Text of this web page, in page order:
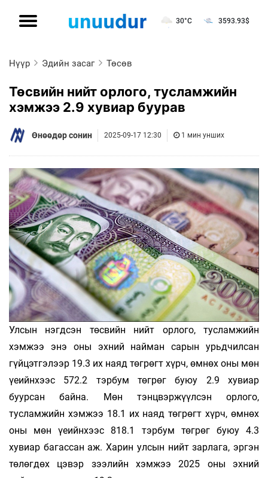
30°C 3593.93$
Нүүр Эдийн засаг Төсөв
Төсвийн нийт орлого, тусламжийн
хэмжээ 2.9 хувиар буурав
Өнөөдөр сонин 2025-09-17 12:30 1 мин унших
Улсын нэгдсэн төсвийн нийт орлого, тусламжийн
хэмжээ энэ оны эхний найман сарын урьдчилсан
гүйцэтгэлээр 19.3 их наяд төгрөгт хүрч, өмнөх оны мөн
үеийнхээс 572.2 тэрбум төгрөг буюу 2.9 хувиар
буурсан байна. Мөн тэнцвэржүүлсэн орлого,
тусламжийн хэмжээ 18.1 их наяд төгрөгт хүрч, өмнөх
оны мөн үеийнхээс 818.1 тэрбум төгрөг буюу 4.3
хувиар багассан аж. Харин улсын нийт зарлага, эргэн
төлөгдөх цэвэр зээлийн хэмжээ 2025 оны эхний